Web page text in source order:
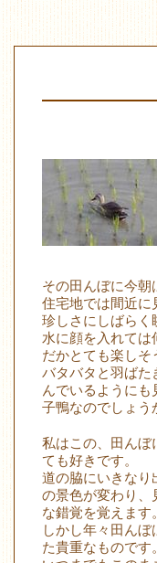
その田んぼに今朝
住宅地では間近に
珍しさにしばらく
水に顔を入れて
だかとても楽しそ
バタバタと羽ばた
んでいるようにも
子鴨なのでしょう
私はこの、田んぼ
ても好きです。
道の脇にいきなり
の景色が変わり、
な錯覚を覚えます。
しかし年々田ん
た貴重なものです。